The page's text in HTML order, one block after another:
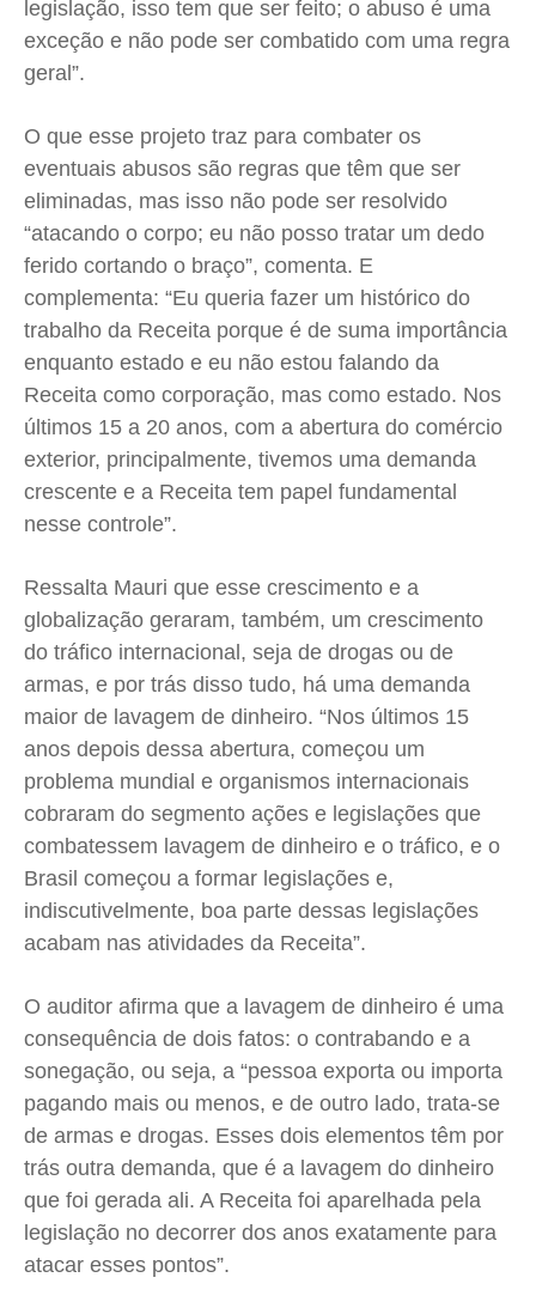
legislação, isso tem que ser feito; o abuso é uma
exceção e não pode ser combatido com uma regra
geral”.
O que esse projeto traz para combater os
eventuais abusos são regras que têm que ser
eliminadas, mas isso não pode ser resolvido
“atacando o corpo; eu não posso tratar um dedo
ferido cortando o braço”, comenta. E
complementa: “Eu queria fazer um histórico do
trabalho da Receita porque é de suma importância
enquanto estado e eu não estou falando da
Receita como corporação, mas como estado. Nos
últimos 15 a 20 anos, com a abertura do comércio
exterior, principalmente, tivemos uma demanda
crescente e a Receita tem papel fundamental
nesse controle”.
Ressalta Mauri que esse crescimento e a
globalização geraram, também, um crescimento
do tráfico internacional, seja de drogas ou de
armas, e por trás disso tudo, há uma demanda
maior de lavagem de dinheiro. “Nos últimos 15
anos depois dessa abertura, começou um
problema mundial e organismos internacionais
cobraram do segmento ações e legislações que
combatessem lavagem de dinheiro e o tráfico, e o
Brasil começou a formar legislações e,
indiscutivelmente, boa parte dessas legislações
acabam nas atividades da Receita”.
O auditor afirma que a lavagem de dinheiro é uma
consequência de dois fatos: o contrabando e a
sonegação, ou seja, a “pessoa exporta ou importa
pagando mais ou menos, e de outro lado, trata-se
de armas e drogas. Esses dois elementos têm por
trás outra demanda, que é a lavagem do dinheiro
que foi gerada ali. A Receita foi aparelhada pela
legislação no decorrer dos anos exatamente para
atacar esses pontos”.